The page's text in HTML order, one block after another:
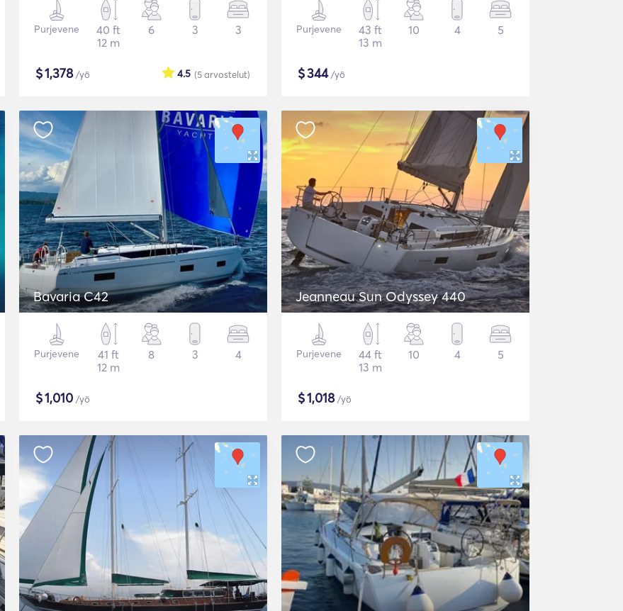
Purjevene
40 ft
12 m
6 3 3
$1,378/yö (5arvostelut)
4.5
Purjevene
43 ft
13 m
10 4 5
$344/yö
Bavaria C42
Purjevene
41 ft
12 m
8 3 4
$1,010 /yö
Jeanneau Sun Odyssey 440
Purjevene
44 ft
13 m
10 4 5
$1,018/yö